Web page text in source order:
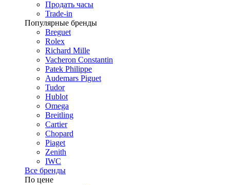
Продать часы
Trade-in
Популярные бренды
Breguet
Rolex
Richard Mille
Vacheron Constantin
Patek Philippe
Audemars Piguet
Tudor
Hublot
Omega
Breitling
Cartier
Chopard
Piaget
Zenith
IWC
Все бренды
По цене